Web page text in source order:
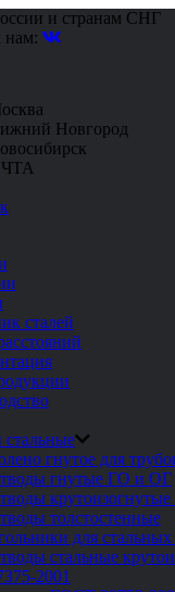
и странам СНГ
нам:
Новгород
сталей
гнутое для
гнутые ГО и ОГ
крутоизогнутые
толстостенные
для стальных
стальные
2001